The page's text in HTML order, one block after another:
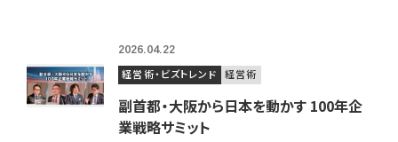
2026.04.22
経営術・ビズトレンド 経営術
副首都・大阪から日本を動かす 100年企
業戦略サミット